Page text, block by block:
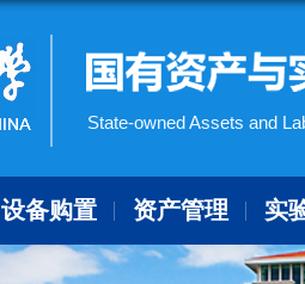
State-owned Assets and
设备购置 资产管理 实